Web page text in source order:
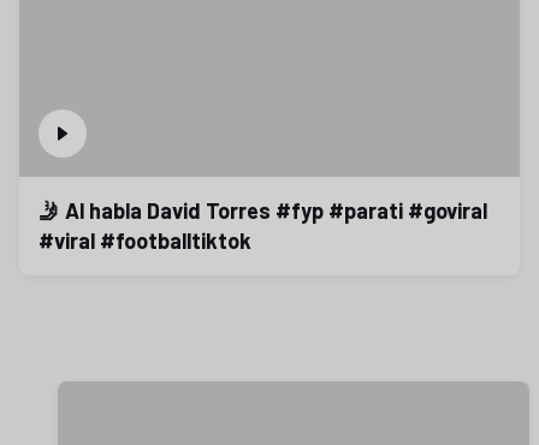
🤳 Al habla David Torres #fyp #parati #goviral
#viral #footballtiktok